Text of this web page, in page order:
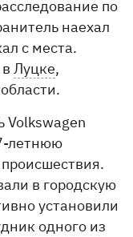
по
наехал
с места.
вЛуцке,
Volkswagen
летнюю
в городскую
установили
одного из